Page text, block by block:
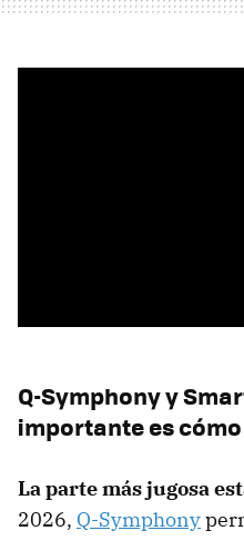
Q-Symphony y
importante es
La parte más jugosa
2026, Q-Symphony